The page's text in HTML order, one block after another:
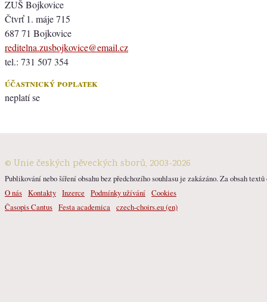
ZUŠ Bojkovice
Čtvrť 1. máje 715
687 71 Bojkovice
reditelna.zusbojkovice@email.cz
tel.: 731 507 354
účastnický poplatek
neplatí se
© Unie českých pěveckých sborů, 2003-2026
Publikování nebo šíření obsahu bez předchozího souhlasu je zakázáno. Za obsah
O nás Kontakty Inzerce Podmínky užívání Cookies
Časopis Cantus Festa academica czech-choirs.eu (en)